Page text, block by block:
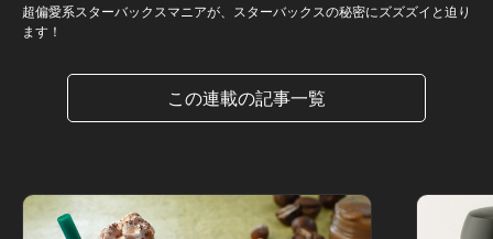
超偏愛系スターバックスマニアが、スターバックスの秘密にズズズイと迫り
ます！
この連載の記事一覧